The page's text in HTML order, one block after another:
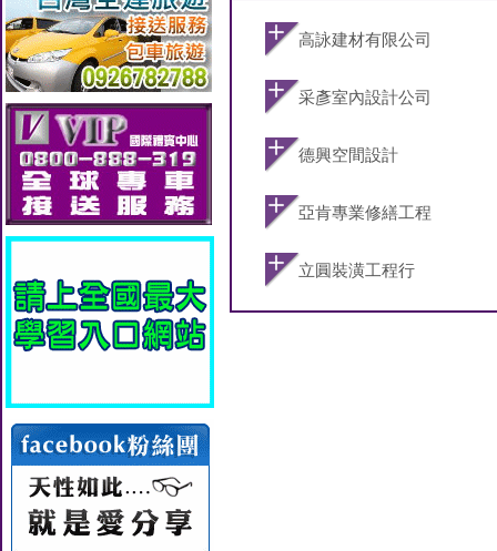
高詠建材有限公司
采彥室內設計公司
德興空間設計
亞肯專業修繕工程
立圓裝潢工程行